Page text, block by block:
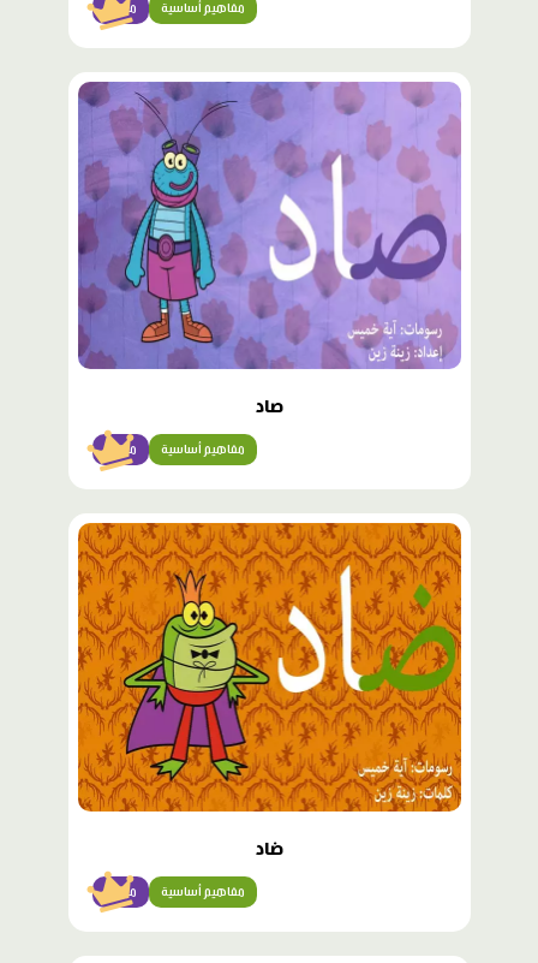
مبتدئ مفاهيم أساسية
محتوى
مميّز
صاد
مبتدئ مفاهيم أساسية
محتوى
مميّز
ضاد
مبتدئ مفاهيم أساسية